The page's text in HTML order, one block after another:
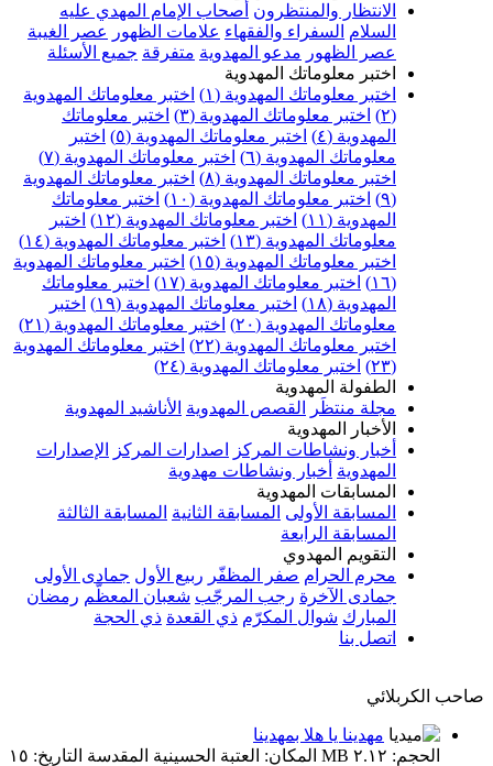
الانتظار والمنتظرون أصحاب الإمام المهدي عليه
السلام السفراء والفقهاء علامات الظهور
عصر الغيبة
عصر الظهور مدعو المهدوية متفرقة جميع الأسئلة
اختبر معلوماتك المهدوية
اختبر معلوماتك المهدوية (١)
اختبر معلوماتك المهدوية
(٢)
اختبر معلوماتك المهدوية (٣)
اختبر معلوماتك
المهدوية (٤)
اختبر معلوماتك المهدوية (٥)
اختبر
معلوماتك المهدوية (٦)
اختبر معلوماتك المهدوية (٧)
اختبر معلوماتك المهدوية (٨)
اختبر معلوماتك المهدوية
(٩)
اختبر معلوماتك المهدوية (١٠)
اختبر معلوماتك
المهدوية (١١)
اختبر معلوماتك المهدوية (١٢)
اختبر
معلوماتك المهدوية (١٣)
اختبر معلوماتك المهدوية (١٤)
اختبر معلوماتك المهدوية (١٥)
اختبر معلوماتك المهدوية
(١٦)
اختبر معلوماتك المهدوية (١٧)
اختبر معلوماتك
المهدوية (١٨)
اختبر معلوماتك المهدوية (١٩)
اختبر
معلوماتك المهدوية (٢٠)
اختبر معلوماتك المهدوية (٢١)
اختبر معلوماتك المهدوية (٢٢)
اختبر معلوماتك المهدوية
(٢٣)
اختبر معلوماتك المهدوية (٢٤)
الطفولة المهدوية
مجلة منتظَر
القصص المهدوية الأناشيد المهدوية
الأخبار المهدوية
أخبار ونشاطات المركز
اصدارات المركز
الإصدارات
المهدوية أخبار ونشاطات مهدوية
المسابقات المهدوية
المسابقة الأولى المسابقة الثانية المسابقة الثالثة
المسابقة الرابعة
التقويم المهدوي
محرم الحرام صفر المظفّر ربيع الأول جمادى الأولى
جمادى الآخرة رجب المرجّب شعبان المعظّم رمضان
المبارك شوال المكرّم ذي القعدة ذي الحجة
اتصل بنا
صاحب الكربلائي
مهدينا يا هلا بمهدينا
الحجم: ٢.١٢ MB المكان: العتبة الحسينية المقدسة التاريخ: ١٥